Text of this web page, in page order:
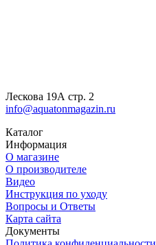
Лескова 19А стр. 2
info@aquatonmagazin.ru
Каталог
Информация
О магазине
О производителе
Видео
Инструкция по уходу
Вопросы и Ответы
Карта сайта
Документы